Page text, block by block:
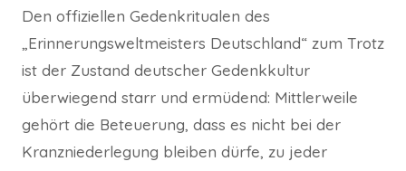
Den offiziellen Gedenkritualen des
„Erinnerungsweltmeisters Deutschland“ zum Trotz
ist der Zustand deutscher Gedenkkultur
überwiegend starr und ermüdend: Mittlerweile
gehört die Beteuerung, dass es nicht bei der
Kranzniederlegung bleiben dürfe, zu jeder